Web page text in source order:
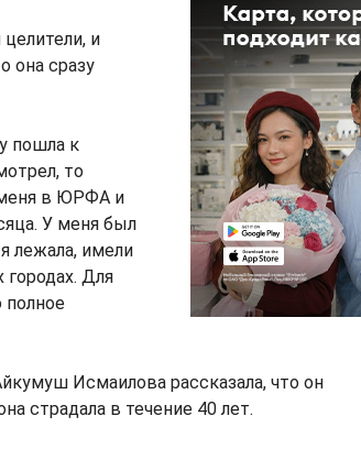
и
она сразу
пошла к
то
меня в ЮРФА и
У меня был
лежала, имели
Для
полное
Исмаилова рассказала, что он
страдала в течение 40 лет.